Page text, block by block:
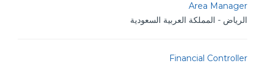
Area Manager
الرياض - المملكة العربية السعودية
Financial Controller